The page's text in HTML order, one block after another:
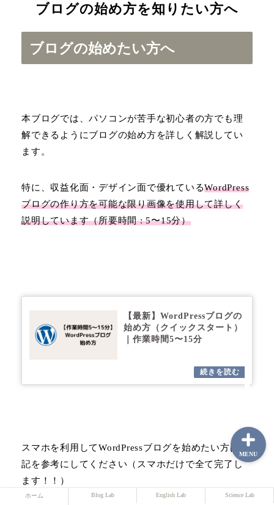
ブログの始め方を知りたい方へ
ブログの始めたい方へ
本ブログでは、パソコンが苦手な初心者の方でも理
解できるようにブログの始め方を詳しく解説してい
ます。
特に、収益化面・デザイン面で優れているWordPress
ブログの作り方を可能な限り画像を使用して詳しく
説明しています（所要時間 : 5〜15分）
【最新】WordPressブログの
始め方（クイックスタート）
｜作業時間5〜15分
スマホを利用してWordPressブログを始めたい方は下
記を参考にしてください（スマホだけで全て完了し
ます！！）
ホーム Blog Lab English Lab Science Lab
MENU
Blog Lab
Science Lab